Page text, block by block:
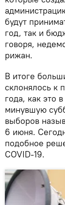
будут
год, так и
говоря,
рижан.
В итоге
склонялось к
года, как это
минувшую
выборов
6 июня.
подобное
COVID-19.